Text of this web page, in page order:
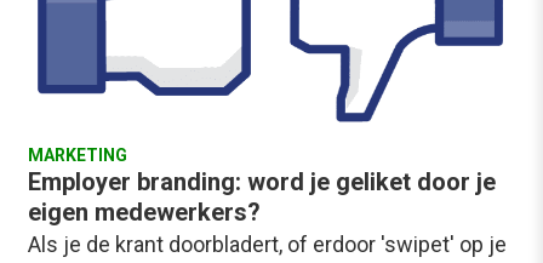
MARKETING
Employer branding: word je geliket door je
eigen medewerkers?
Als je de krant doorbladert, of erdoor 'swipet' op je